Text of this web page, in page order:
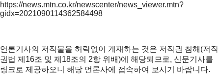
https://news.mtn.co.kr/newscenter/news_viewer.mtn?
gidx=2021090114362584498
언론기사의 저작물을 허락없이 게재하는 것은 저작권 침해(저작
권법 제16조 및 제18조의 2항 위배)에 해당되므로, 신문기사를
링크로 제공하오니 해당 언론사에 접속하여 보시기 바랍니다.